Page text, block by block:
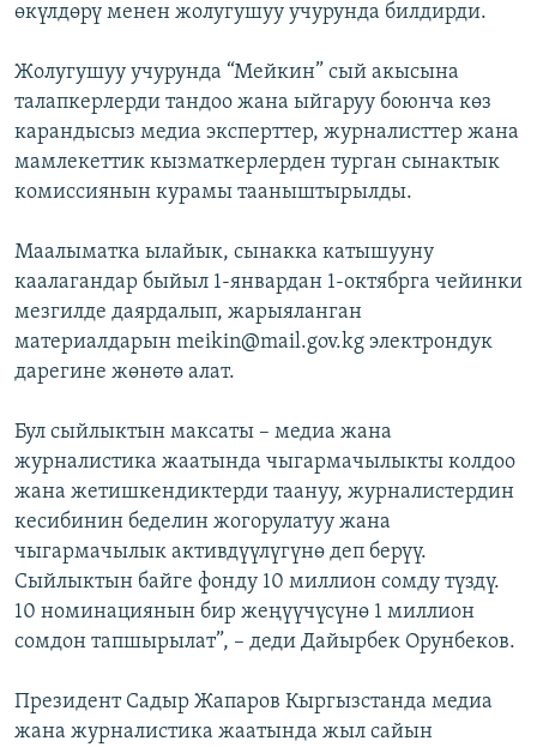
өкүлдөрү менен жолугушуу учурунда билдирди.
Жолугушуу учурунда “Мейкин” сый акысына
талапкерлерди тандоо жана ыйгаруу боюнча көз
карандысыз медиа эксперттер, журналисттер жана
мамлекеттик кызматкерлерден турган сынактык
комиссиянын курамы тааныштырылды.
Маалыматка ылайык, сынакка катышууну
каалагандар быйыл 1-январдан 1-октябрга чейинки
мезгилде даярдалып, жарыяланган
материалдарын meikin@mail.gov.kg электрондук
дарегине жөнөтө алат.
Бул сыйлыктын максаты – медиа жана
журналистика жаатында чыгармачылыкты колдоо
жана жетишкендиктерди таануу, журналистердин
кесибинин беделин жогорулатуу жана
чыгармачылык активдүүлүгүнө деп берүү.
Сыйлыктын байге фонду 10 миллион сомду түздү.
10 номинациянын бир жеңүүчүсүнө 1 миллион
сомдон тапшырылат”, – деди Дайырбек Орунбеков.
Президент Садыр Жапаров Кыргызстанда медиа
жана журналистика жаатында жыл сайын